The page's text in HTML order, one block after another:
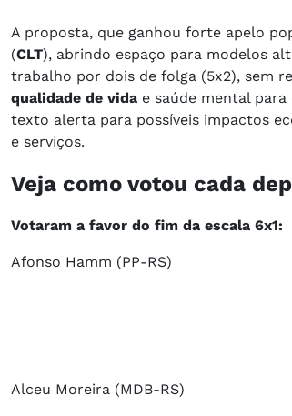
A proposta, que ganhou forte apelo
(CLT), abrindo espaço para modelos
trabalho por dois de folga (5x2), sem
qualidade de vida e saúde mental
texto alerta para possíveis impactos
e serviços.
Veja como votou cada
Votaram a favor do fim da escala 6x1:
Afonso Hamm (PP-RS)
Alceu Moreira (MDB-RS)